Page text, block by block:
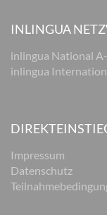
INLINGUA
inlingua National
inlingua
Impressum
Datenschutz